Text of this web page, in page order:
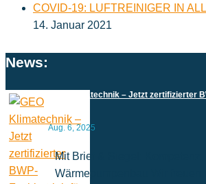
COVID-19: LUFTREINIGER IN
14. Januar 2021
News:
GEO Klimatechnik – Jetzt zertifizierter
Aug. 6, 2025
Mit Brief & Siegel: Kompetenz,
Wärmepumpenbau Wir freuen